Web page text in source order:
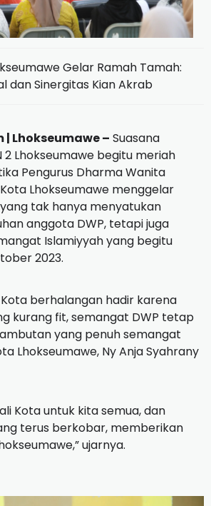
Gelar Ramah Tamah:
dan Sinergitas Kian Akrab
| Lhokseumawe – Suasana
2 Lhokseumawe begitu meriah
Pengurus Dharma Wanita
Lhokseumawe menggelar
tak hanya menyatukan
anggota DWP, tetapi juga
Islamiyyah yang begitu
2023.
berhalangan hadir karena
kurang fit, semangat DWP tetap
yang penuh semangat
Lhokseumawe, Ny Anja Syahrany
Kota untuk kita semua, dan
terus berkobar, memberikan
ujarnya.